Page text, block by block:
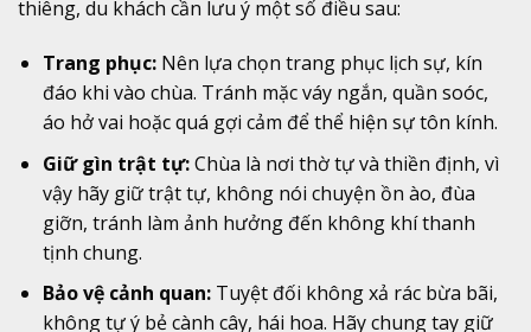
thiêng, du khách cần lưu ý một số điều sau:
Trang phục:Nên lựa chọn trang phục lịch sự, kín
đáo khi vào chùa. Tránh mặc váy ngắn, quần soóc,
áo hở vai hoặc quá gợi cảm để thể hiện sự tôn kính.
Giữ gìn trật tự:Chùa là nơi thờ tự và thiền định, vì
vậy hãy giữ trật tự, không nói chuyện ồn ào, đùa
giỡn, tránh làm ảnh hưởng đến không khí thanh
tịnh chung.
Bảo vệ cảnh quan:Tuyệt đối không xả rác bừa bãi,
không tự ý bẻ cành cây, hái hoa. Hãy chung tay giữ